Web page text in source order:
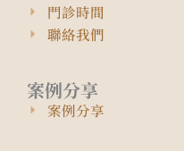
門診時間
聯絡我們
案例分享
案例分享